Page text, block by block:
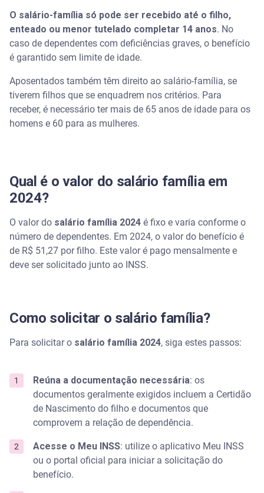
O salário-família só pode ser recebido até o filho,
enteado ou menor tutelado completar 14 anos. No
caso de dependentes com deficiências graves, o benefício
é garantido sem limite de idade.
Aposentados também têm direito ao salário-família, se
tiverem filhos que se enquadrem nos critérios. Para
receber, é necessário ter mais de 65 anos de idade para os
homens e 60 para as mulheres.
Qual é o valor do salário família em
2024?
O valor do salário família 2024 é fixo e varia conforme o
número de dependentes. Em 2024, o valor do benefício é
de R$ 51,27 por filho. Este valor é pago mensalmente e
deve ser solicitado junto ao INSS.
Como solicitar o salário família?
Para solicitar o salário família 2024, siga estes passos:
Reúna a documentação necessária: os
documentos geralmente exigidos incluem a Certidão
de Nascimento do filho e documentos que
comprovem a relação de dependência.
Acesse o Meu INSS: utilize o aplicativo Meu INSS
ou o portal oficial para iniciar a solicitação do
benefício.